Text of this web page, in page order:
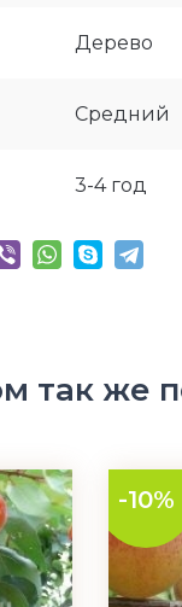
Дерево
Средний
3-4 год
так же
-10%